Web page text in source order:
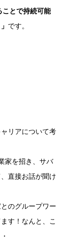
ことで持続可能
です。
リアについて考
家を招き、サバ
直接お話が聞け
のグループワー
す！なんと、こ